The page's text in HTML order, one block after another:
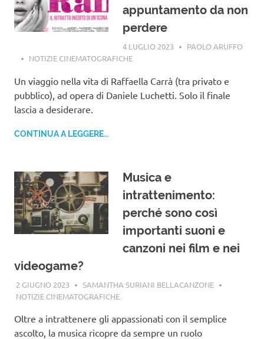
appuntamento da non
perdere
4 LUGLIO 2023
PAOLO ARUFFO
NOTIZIE CINEMATOGRAFICHE
Un viaggio nella vita di Raffaella Carrà (tra privato e
pubblico), ad opera di Daniele Luchetti. Solo il finale
lascia a desiderare.
CONTINUA A LEGGERE...
Musica e
intrattenimento:
perché sono così
importanti suoni e
canzoni nei film e nei
videogame?
2 GIUGNO 2023
SAMANTHA SURIANI BELLACANZONE
NOTIZIE CINEMATOGRAFICHE
Oltre a intrattenere gli appassionati con il semplice
ascolto, la musica ricopre da sempre un ruolo